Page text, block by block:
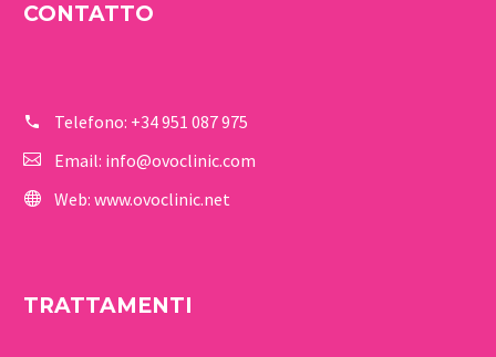
CONTATTO
Telefono: +34 951 087 975
Email: info@ovoclinic.com
Web: www.ovoclinic.net
TRATTAMENTI